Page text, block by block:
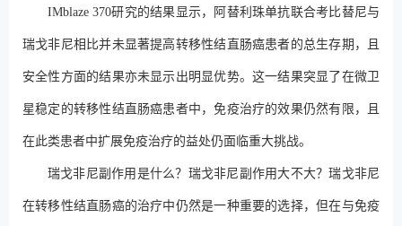
IMblaze 370研究的结果显示，阿替利珠单抗联合考比替尼与
瑞戈非尼相比并未显著提高转移性结直肠癌患者的总生存期，且
安全性方面的结果亦未显示出明显优势。这一结果突显了在微卫
星稳定的转移性结直肠癌患者中，免疫治疗的效果仍然有限，且
在此类患者中扩展免疫治疗的益处仍面临重大挑战。
瑞戈非尼副作用是什么？瑞戈非尼副作用大不大？瑞戈非尼
在转移性结直肠癌的治疗中仍然是一种重要的选择，但在与免疫